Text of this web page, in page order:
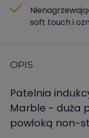
soft touch i
OPIS
Patelnia
Marble - duża
powłoką non-